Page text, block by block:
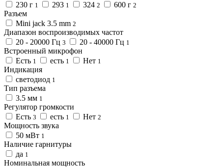
230 г 1 293 1 324 2 600 г 2
Разъем
Mini jack 3.5 mm 2
Диапазон воспроизводимых частот
20 - 20000 Гц 3 20 - 40000 Гц 1
Встроенный микрофон
Есть 1 есть 1 Нет 1
Индикация
светодиод 1
Тип разъема
3.5 мм 1
Регулятор громкости
Есть 3 есть 1 Нет 2
Мощность звука
50 мВт 1
Наличие гарнитуры
да 1
Номинальная мощность